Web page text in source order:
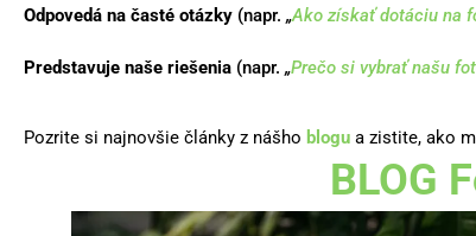
Odpovedá na časté otázky (napr. „Ako získať dotáciu na
Predstavuje naše riešenia (napr. „Prečo si vybrať našu
Pozrite si najnovšie články z nášho blogu a zistite, ako
BLOG